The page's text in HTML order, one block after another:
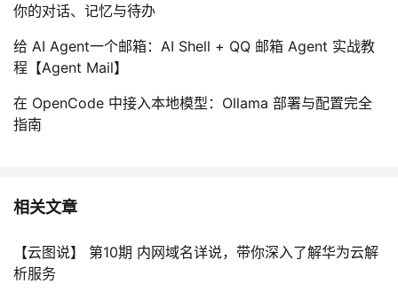
你的对话、记忆与待办
给 AI Agent一个邮箱：AI Shell + QQ 邮箱 Agent 实战教
程【Agent Mail】
在 OpenCode 中接入本地模型：Ollama 部署与配置完全
指南
相关文章
【云图说】 第10期 内网域名详说，带你深入了解华为云解
析服务